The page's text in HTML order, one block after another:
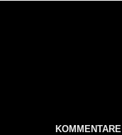
KOMMENTARE